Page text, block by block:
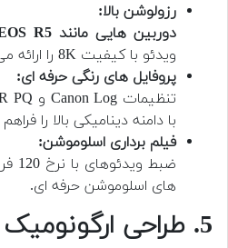
رزولوشن بالا:
دوربین هایی مانند EOS R5 و EOS R3
ویدئو با کیفیت 8K را ارائه می دهند.
پروفایل های رنگی حرفه ای:
با دامنه دینامیکی بالا را
فیلم برداری اسلوموشن:
های اسلوموشن حرفه ای.
5. طراحی ارگونومیک و مقاوم